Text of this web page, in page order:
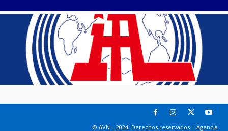
© AVN – 2024. Derechos reservados | Agencia